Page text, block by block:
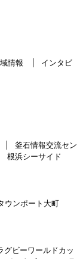
情報
インタビ
釜石情報交流セン
根浜シーサイド
ウンポート大町
グビーワールドカッ